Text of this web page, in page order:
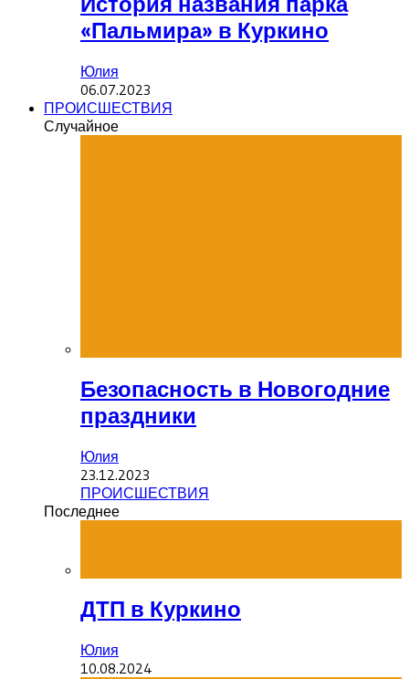
«Пальмира» в Куркино
Юлия
06.07.2023
ПРОИСШЕСТВИЯ
Случайное
Безопасность в Новогодние
праздники
Юлия
23.12.2023
ПРОИСШЕСТВИЯ
Последнее
ДТП в Куркино
Юлия
10.08.2024